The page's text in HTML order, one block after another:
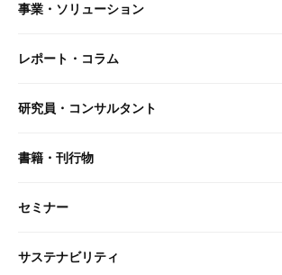
事業・ソリューション
事業・ソリューション トップ
リサーチ
レポート・コラム
レポート・コラム トップ
最新のレポート・コラム
研究員・コンサルタント
研究員・コンサルタント トップ
研究員
書籍・刊行物
書籍・刊行物 トップ
書籍
セミナー
セミナー トップ
サステナビリティ